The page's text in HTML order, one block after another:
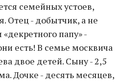
семейных устоев,
Отец - добытчик, а не
папу» -
есть! В семье москвича
двое детей. Сыну - 2,5
Дочке - десять месяцев,